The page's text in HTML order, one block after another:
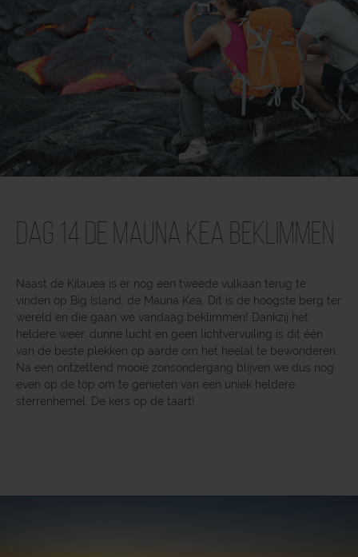
Dag 14 De Mauna Kea beklimmen
Naast de Kilauea is er nog een tweede vulkaan terug te
vinden op Big Island, de Mauna Kea. Dit is de hoogste berg ter
wereld en die gaan we vandaag beklimmen! Dankzij het
heldere weer, dunne lucht en geen lichtvervuiling is dit één
van de beste plekken op aarde om het heelal te bewonderen.
Na een ontzettend mooie zonsondergang blijven we dus nog
even op de top om te genieten van een uniek heldere
sterrenhemel. De kers op de taart!